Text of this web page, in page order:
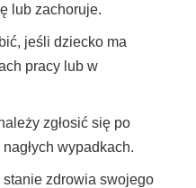
lub zachoruje.
jeśli dziecko ma
pracy lub w
zgłosić się po
wypadkach.
zdrowia swojego